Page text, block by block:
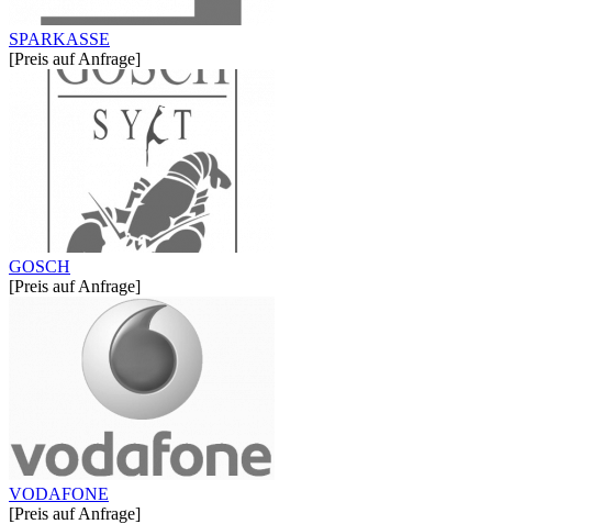
SPARKASSE
[Preis auf Anfrage]
GOSCH
[Preis auf Anfrage]
VODAFONE
[Preis auf Anfrage]